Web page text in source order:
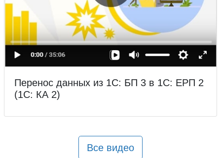
Перенос данных из 1С: БП 3 в 1С: ЕРП 2
(1С: КА 2)
Все видео